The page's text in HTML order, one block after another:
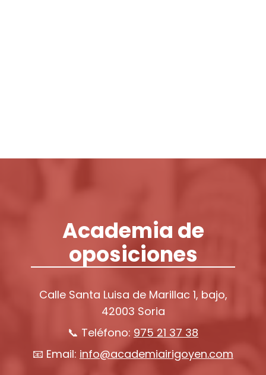
Academia de
oposiciones
Calle Santa Luisa de Marillac 1, bajo,
42003 Soria
📞 Teléfono: 975 21 37 38
📧 Email: info@academiairigoyen.com